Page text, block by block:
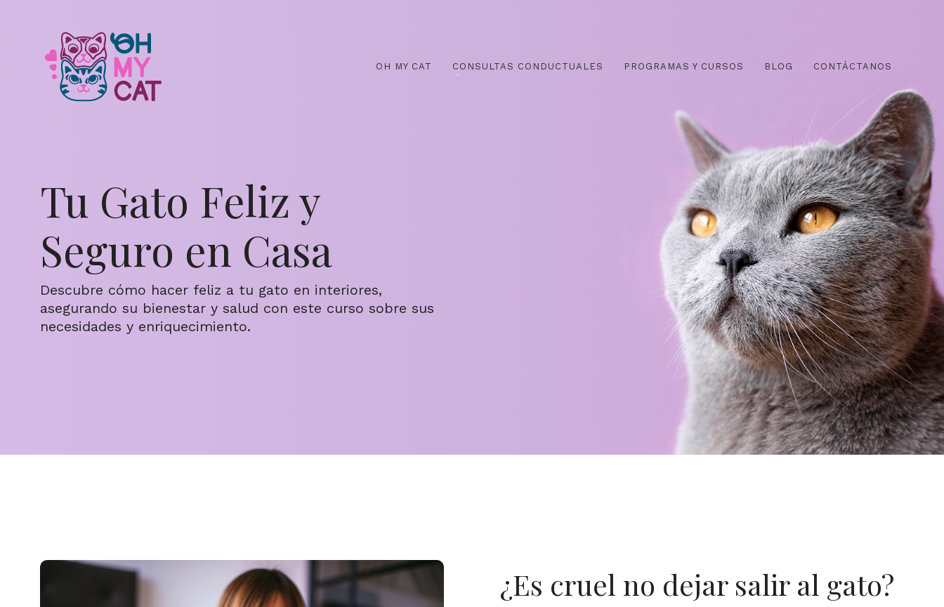
OH MY CAT CONSULTAS CONDUCTUALES PROGRAMAS Y CURSOS BLOG CONTÁCTANOS
Tu Gato Feliz y
Seguro en Casa
Descubre cómo hacer feliz a tu gato en interiores,
asegurando su bienestar y salud con este curso sobre sus
necesidades y enriquecimiento.
¿Es cruel no dejar salir al gato?